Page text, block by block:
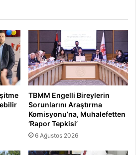
TBMM Engelli Bireylerin
Sorunlarını Araştırma
Komisyonu’na, Muhalefetten
‘Rapor Tepkisi’
6 Ağustos 2026